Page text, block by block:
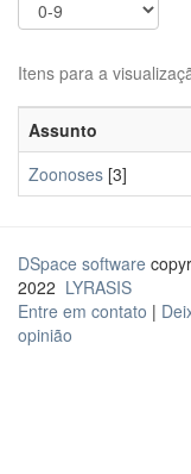
Itens para a
Assunto
Zoonoses [3]
DSpace software
2022 LYRASIS
Entre em contato |
opinião